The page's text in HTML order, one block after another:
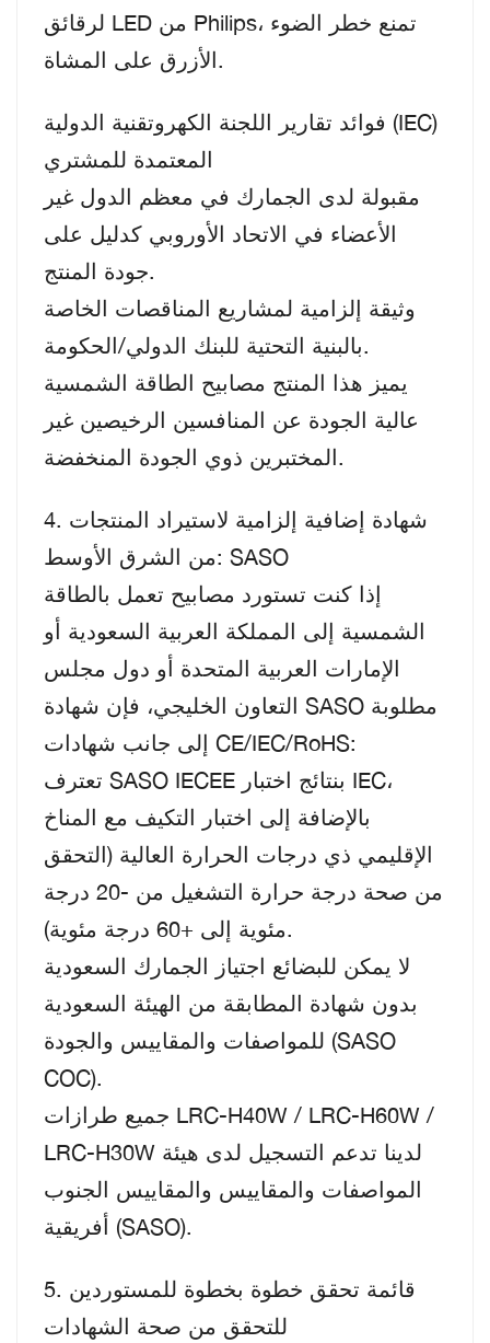
لرقائق LED من Philips، تمنع خطر الضوء
الأزرق على المشاة.
فوائد تقارير اللجنة الكهروتقنية الدولية (IEC)
المعتمدة للمشتري
مقبولة لدى الجمارك في معظم الدول غير
الأعضاء في الاتحاد الأوروبي كدليل على
جودة المنتج.
وثيقة إلزامية لمشاريع المناقصات الخاصة
بالبنية التحتية للبنك الدولي/الحكومة.
يميز هذا المنتج مصابيح الطاقة الشمسية
عالية الجودة عن المنافسين الرخيصين غير
المختبرين ذوي الجودة المنخفضة.
4. شهادة إضافية إلزامية لاستيراد المنتجات
من الشرق الأوسط: SASO
إذا كنت تستورد مصابيح تعمل بالطاقة
الشمسية إلى المملكة العربية السعودية أو
الإمارات العربية المتحدة أو دول مجلس
التعاون الخليجي، فإن شهادة SASO مطلوبة
إلى جانب شهادات CE/IEC/RoHS:
تعترف SASO IECEE بنتائج اختبار IEC،
بالإضافة إلى اختبار التكيف مع المناخ
الإقليمي ذي درجات الحرارة العالية (التحقق
من صحة درجة حرارة التشغيل من -20 درجة
مئوية إلى +60 درجة مئوية).
لا يمكن للبضائع اجتياز الجمارك السعودية
بدون شهادة المطابقة من الهيئة السعودية
للمواصفات والمقاييس والجودة (SASO
COC).
جميع طرازات LRC-H40W / LRC-H60W /
LRC-H30W لدينا تدعم التسجيل لدى هيئة
المواصفات والمقاييس والمقاييس الجنوب
أفريقية (SASO).
5. قائمة تحقق خطوة بخطوة للمستوردين
للتحقق من صحة الشهادات